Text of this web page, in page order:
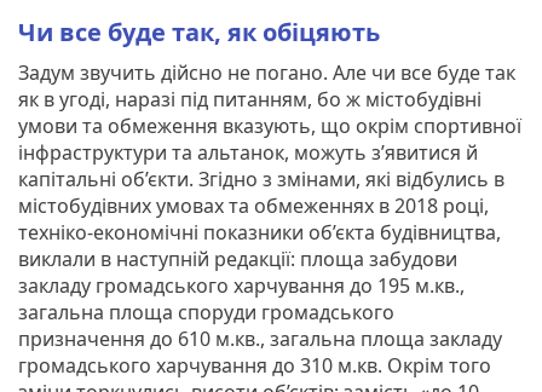
Чи все буде так, як обіцяють
Задум звучить дійсно не погано. Але чи все буде так
як в угоді, наразі під питанням, бо ж містобудівні
умови та обмеження вказують, що окрім спортивної
інфраструктури та альтанок, можуть з’явитися й
капітальні об’єкти. Згідно з змінами, які відбулись в
містобудівних умовах та обмеженнях в 2018 році,
техніко-економічні показники об’єкта будівництва,
виклали в наступній редакції: площа забудови
закладу громадського харчування до 195 м.кв.,
загальна площа споруди громадського
призначення до 610 м.кв., загальна площа закладу
громадського харчування до 310 м.кв. Окрім того